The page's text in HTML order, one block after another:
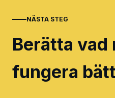
NÄSTA STEG
Berätta vad
fungera